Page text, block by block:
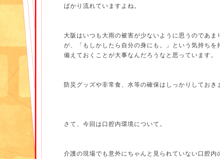
ばかり流れていますよね。
大阪はいつも大雨の被害が少ないように思うのであま
が、「もしかしたら自分の身にも。」という気持ちを
備えておくことが大事なんだろうなと思っています。
防災グッズや非常食、水等の確保はしっかりしておき
さて、今回は口腔内環境について。
介護の現場でも意外にちゃんと見られていない口腔内